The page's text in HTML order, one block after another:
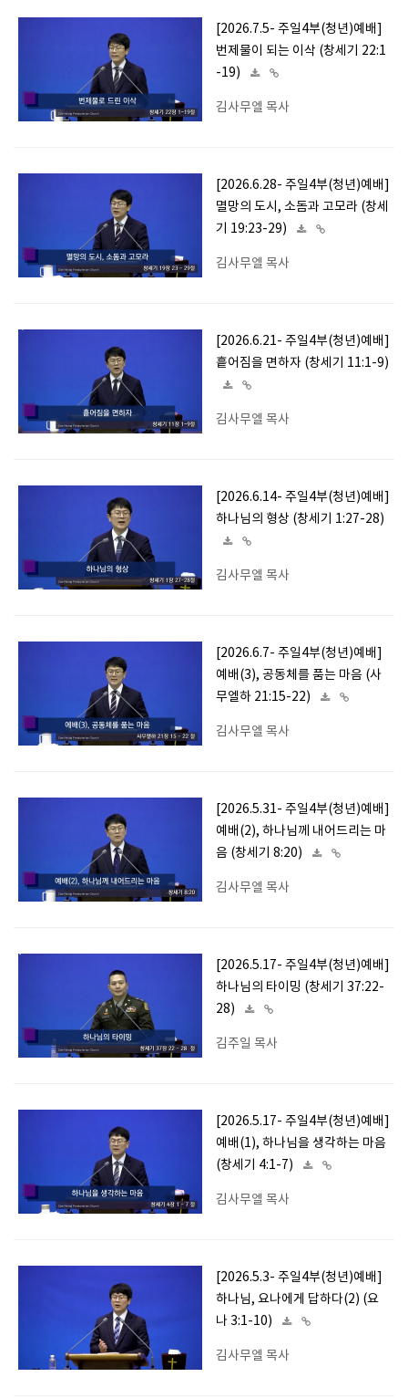
[2026.7.5- 주일4부(청년)예배]
번제물이 되는 이삭 (창세기 22:1
-19)
김사무엘 목사
[2026.6.28- 주일4부(청년)예배]
멸망의 도시, 소돔과 고모라 (창세
기 19:23-29)
김사무엘 목사
[2026.6.21- 주일4부(청년)예배]
흩어짐을 면하자 (창세기 11:1-9)
김사무엘 목사
[2026.6.14- 주일4부(청년)예배]
하나님의 형상 (창세기 1:27-28)
김사무엘 목사
[2026.6.7- 주일4부(청년)예배]
예배(3), 공동체를 품는 마음 (사
무엘하 21:15-22)
김사무엘 목사
[2026.5.31- 주일4부(청년)예배]
예배(2), 하나님께 내어드리는 마
음 (창세기 8:20)
김사무엘 목사
[2026.5.17- 주일4부(청년)예배]
하나님의 타이밍 (창세기 37:22-
28)
김주일 목사
[2026.5.17- 주일4부(청년)예배]
예배(1), 하나님을 생각하는 마음
(창세기 4:1-7)
김사무엘 목사
[2026.5.3- 주일4부(청년)예배]
하나님, 요나에게 답하다(2) (요
나 3:1-10)
김사무엘 목사